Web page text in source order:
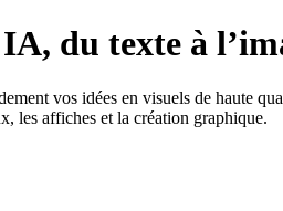
du texte à
vos idées en visuels de haute
les affiches et la création graphique.